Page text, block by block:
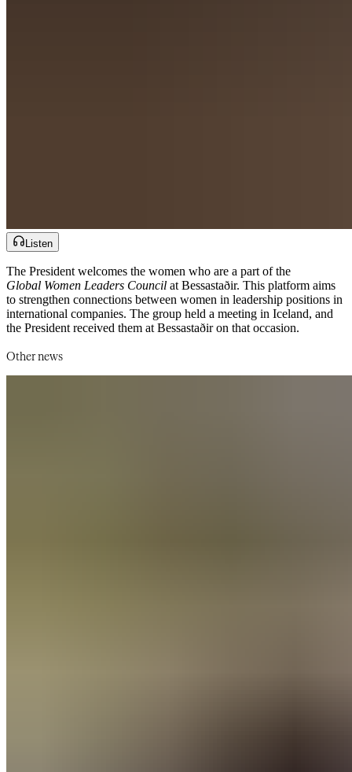
Listen
The President welcomes the women who are a part of the
Global Women Leaders Council​​​​‌ ‍ ​‍​‍‌‍ ‌ ​‍‌‍‍‌‌‍‌ ‌‍‍‌‌‍ ‍​‍​‍​ ‍‍​‍​‍‌ ​ ‌‍​‌‌‍ ‍‌‍‍‌‌ ‌​‌ ‍‌​‍ ‍‌‍‍‌‌‍ ​‍​‍​‍ ​​‍​‍‌‍‍​‌ ​‍‌‍‌‌‌‍‌‍​‍​‍​ ‍‍​‍​‍‌‍‍​‌ ‌​‌ ‌​‌ ​​‌ ​ ​‍ ​‍ ‌‍‌‍‌‍ ‌ ​‍‌ ​ ‌‍‌‌‌ ‌​‌‍‍‌​‍ ‌‌‍‍‌‌ ​ ‌‍ ​‌‍​‌‌‍ ‍‌‍‌​‌ ​ ​‍ ‍‌ ‌‍‌‍‌‌‌ ​‍‌‍​ ‌‍‌‌‌‍ ​​‍ ‍‌‍​‌‌ ​​‌ ​​​‍ ‌ ​ ‌ ‌​‌ ‌‌‌‍‌​‌‍‍‌‌‍ ​‍ ‌‍‍‌‌‍ ‍‌ ‌​‌‍‌‌‌‍ ‍‌ ‌​​‍ ‌‍‌‌‌‍‌​‌‍‍‌‌ ‌​​‍ ‌‍ ‌‌‍ ‌‍‌​‌‍‌‌​ ‌‌ ​​‌ ​‍‌‍‌‌‌ ​ ‌‍‌‌‌‍ ‍‌ ‌​‌‍​‌‌ ‌​‌‍‍‌‌‍ ‌‍ ‍​ ‍ ‌‍‍‌‌‍‌​​ ‌​ ​‌‌‍​‌‌‍​ ​ ​​​ ‌‍​ ‌​​ ​​​ ‌‍​‍ ‌‌‍​‌​ ‍‌‌‍‌‍​ ​‍​‍ ‌​ ‌​‌‍​‍‌‍​‍​ ‌‌​‍ ‌​ ‍​​ ‌‍​ ‍‌​ ​‌​‍ ‌‌‍‌‍​ ‍​​ ‌‌​ ‍‌​ ‌ ​ ​​‌‍‌‌​ ‌​​ ​‍​ ‌‌​ ‌‍​ ​ ​ ‍ ‌ ‌​‌ ‍‌‌ ​​‌‍‌‌​ ‌‌‍ ‍‌‍‌‌‌ ‌ ‌ ​ ​ ‍ ‌ ​​‌‍​‌‌ ‌​‌‍‍​​ ‌‌ ​​‌‍​‌‌‍‌ ‌‍‌‌‌​​‍‌ ‌‌‌‍‍‌‌‍ ​‌‍‌​‌‍‌‌‌ ​‍​‍‌‌​ ‌‌‌​​‍‌‌ ‌‍‍ ‌‍‌‌‌ ‍‌​‍‌‌​ ​ ‌​‌​​‍‌‌​ ​ ‌​‌​​‍‌‌​ ​‍​ ​‍‌ ​‍‌‍‍‌‌‍​ ‌‍‍​‌ ‌​‌‍‌‌‌ ‍​‌ ‌​​‍ ‌​ ‌ ​ ‍‌‌ ‌​​ ‍​‌ ​​‌‍​‍​ ‌‌‌‍ ‍‌ ‌ ​‍‌‌​ ​‍​ ​‍​‍‌‌​ ‌‌‌​‌​​‍ ‍‌‍​ ‌‍ ‌‍ ‍‌ ‌​‌‍‌‌‌‍ ‍‌ ‌​​‍‌‌​ ‌‌‌​​‍‌‌ ‌‍‍ ‌‍‌‌‌ ‍‌​‍‌‌​ ​ ‌​‌​​‍‌‌​ ​ ‌​‌​​‍‌‌​ ​‍​ ​‍‌‍‌‌​ ‍‌‌‍​ ​ ​ ‌‍‌​​ ‌‍‌‍‌‍​ ‌​‌‍​ ‌‍‌‌​ ‍‌​ ‍‌​‍‌‌​ ​‍​ ​‍​‍‌‌​ ‌‌‌​‌​​‍ ‍‌‍​ ‌‍‍​‌‍‍‌‌‍ ​‌‍‌​‌ ​‍‌‍‌‌‌‍ ‍​‍‌‌​ ‌‌‌​​‍‌‌ ‌‍‍ ‌‍‌‌‌ ‍‌​‍‌‌​ ​ ‌​‌​​‍‌‌​ ​ ‌​‌​​‍‌‌​ ​‍​ ​‍​ ​‌​ ‌‌​ ​ ‌‍​ ‌‍​‌‌‍​‌‌‍​‌​ ​‍​ ‍​​ ​‍​ ‌​​ ​‌​‍‌‌​ ​‍​ ​‍​‍‌‌​ ‌‌‌​‌​​‍ ‍‌ ‌​‌‍‌‌‌ ‍​‌ ‌​​ ‌‍​‍‌‍​‌‌ ​ ‌‍‌‌‌‌‌‌‌ ​‍‌‍ ​​ ‌‌‍‍​‌ ‌​‌ ‌​‌ ​​‌ ​ ​‍‌‌​ ​‍‌​‌‍​‍‌‌​ ​‍‌​‌‍‌‍‌‍‌‍ ‌ ​‍‌ ​ ‌‍‌‌‌ ‌​‌‍‍‌​‍ ‌‌‍‍‌‌ ​ ‌‍ ​‌‍​‌‌‍ ‍‌‍‌​‌ ​ ​‍ ‍‌ ‌‍‌‍‌‌‌ ​‍‌‍​ ‌‍‌‌‌‍ ​​‍ ‍‌‍​‌‌ ​​‌ ​​​‍‌‌​ ​‍‌​‌‍‌ ​ ‌ ‌​‌ ‌‌‌‍‌​‌‍‍‌‌‍ ​‍‌‍‌‍‍‌‌‍‌​​ ‌​ ​‌‌‍​‌‌‍​ ​ ​​​ ‌‍​ ‌​​ ​​​ ‌‍​‍ ‌‌‍​‌​ ‍‌‌‍‌‍​ ​‍​‍ ‌​ ‌​‌‍​‍‌‍​‍​ ‌‌​‍ ‌​ ‍​​ ‌‍​ ‍‌​ ​‌​‍ ‌‌‍‌‍​ ‍​​ ‌‌​ ‍‌​ ‌ ​ ​​‌‍‌‌​ ‌​​ ​‍​ ‌‌​ ‌‍​ ​ ​‍‌‍‌ ‌​‌ ‍‌‌ ​​‌‍‌‌​ ‌‌‍ ‍‌‍‌‌‌ ‌ ‌ ​ ​‍‌‍‌ ​​‌‍​‌‌ ‌​‌‍‍​​ ‌‌ ​​‌‍​‌‌‍‌ ‌‍‌‌‌​​‍‌ ‌‌‌‍‍‌‌‍ ​‌‍‌​‌‍‌‌‌ ​‍​‍‌‌​ ‌‌‌​​‍‌‌ ‌‍‍ ‌‍‌‌‌ ‍‌​‍‌‌​ ​ ‌​‌​​‍‌‌​ ​ ‌​‌​​‍‌‌​ ​‍​ ​‍‌ ​‍‌‍‍‌‌‍​ ‌‍‍​‌ ‌​‌‍‌‌‌ ‍​‌ ‌​​‍ ‌​ ‌ ​ ‍‌‌ ‌​​ ‍​‌ ​​‌‍​‍​ ‌‌‌‍ ‍‌ ‌ ​‍‌‌​ ​‍​ ​‍​‍‌‌​ ‌‌‌​‌​​‍ ‍‌‍​ ‌‍ ‌‍ ‍‌ ‌​‌‍‌‌‌‍ ‍‌ ‌​​‍‌‌​ ‌‌‌​​‍‌‌ ‌‍‍ ‌‍‌‌‌ ‍‌​‍‌‌​ ​ ‌​‌​​‍‌‌​ ​ ‌​‌​​‍‌‌​ ​‍​ ​‍‌‍‌‌​ ‍‌‌‍​ ​ ​ ‌‍‌​​ ‌‍‌‍‌‍​ ‌​‌‍​ ‌‍‌‌​ ‍‌​ ‍‌​‍‌‌​ ​‍​ ​‍​‍‌‌​ ‌‌‌​‌​​‍ ‍‌‍​ ‌‍‍​‌‍‍‌‌‍ ​‌‍‌​‌ ​‍‌‍‌‌‌‍ ‍​‍‌‌​ ‌‌‌​​‍‌‌ ‌‍‍ ‌‍‌‌‌ ‍‌​‍‌‌​ ​ ‌​‌​​‍‌‌​ ​ ‌​‌​​‍‌‌​ ​‍​ ​‍​ ​‌​ ‌‌​ ​ ‌‍​ ‌‍​‌‌‍​‌‌‍​‌​ ​‍​ ‍​​ ​‍​ ‌​​ ​‌​‍‌‌​ ​‍​ ​‍​‍‌‌​ ‌‌‌​‌​​‍ ‍‌ ‌​‌‍‌‌‌ ‍​‌ ‌​​‍‌‍‌ ​​‌‍‌‌‌ ​‍‌ ​ ‌ ​​‌‍‌‌‌‍​ ‌ ‌​‌‍‍‌‌ ‌‍‌‍‌‌​ ‌‌ ​​‌ ‌‌‌‍​‍‌‍ ​‌‍‍‌‌ ​ ‌‍‍​‌‍‌‌‌‍‌​​‍​‍‌ ‌ at Bessastaðir. This platform aims
to strengthen connections between women in leadership positions in
international companies. The group held a meeting in Iceland, and
the President received them at Bessastaðir on that occasion.​​​​‌ ‍ ​‍​‍‌‍ ‌ ​‍‌‍‍‌‌‍‌ ‌‍‍‌‌‍ ‍​‍​‍​ ‍‍​‍​‍‌ ​ ‌‍​‌‌‍ ‍‌‍‍‌‌ ‌​‌ ‍‌​‍ ‍‌‍‍‌‌‍ ​‍​‍​‍ ​​‍​‍‌‍‍​‌ ​‍‌‍‌‌‌‍‌‍​‍​‍​ ‍‍​‍​‍‌‍‍​‌ ‌​‌ ‌​‌ ​​‌ ​ ​‍ ​‍ ‌‍‌‍‌‍ ‌ ​‍‌ ​ ‌‍‌‌‌ ‌​‌‍‍‌​‍ ‌‌‍‍‌‌ ​ ‌‍ ​‌‍​‌‌‍ ‍‌‍‌​‌ ​ ​‍ ‍‌ ‌‍‌‍‌‌‌ ​‍‌‍​ ‌‍‌‌‌‍ ​​‍ ‍‌‍​‌‌ ​​‌ ​​​‍ ‌ ​ ‌ ‌​‌ ‌‌‌‍‌​‌‍‍‌‌‍ ​‍ ‌‍‍‌‌‍ ‍‌ ‌​‌‍‌‌‌‍ ‍‌ ‌​​‍ ‌‍‌‌‌‍‌​‌‍‍‌‌ ‌​​‍ ‌‍ ‌‌‍ ‌‍‌​‌‍‌‌​ ‌‌ ​​‌ ​‍‌‍‌‌‌ ​ ‌‍‌‌‌‍ ‍‌ ‌​‌‍​‌‌ ‌​‌‍‍‌‌‍ ‌‍ ‍​ ‍ ‌‍‍‌‌‍‌​​ ‌​ ​‌‌‍​‌‌‍​ ​ ​​​ ‌‍​ ‌​​ ​​​ ‌‍​‍ ‌‌‍​‌​ ‍‌‌‍‌‍​ ​‍​‍ ‌​ ‌​‌‍​‍‌‍​‍​ ‌‌​‍ ‌​ ‍​​ ‌‍​ ‍‌​ ​‌​‍ ‌‌‍‌‍​ ‍​​ ‌‌​ ‍‌​ ‌ ​ ​​‌‍‌‌​ ‌​​ ​‍​ ‌‌​ ‌‍​ ​ ​ ‍ ‌ ‌​‌ ‍‌‌ ​​‌‍‌‌​ ‌‌‍ ‍‌‍‌‌‌ ‌ ‌ ​ ​ ‍ ‌ ​​‌‍​‌‌ ‌​‌‍‍​​ ‌‌ ​​‌‍​‌‌‍‌ ‌‍‌‌‌​​‍‌ ‌‌‌‍‍‌‌‍ ​‌‍‌​‌‍‌‌‌ ​‍​‍‌‌​ ‌‌‌​​‍‌‌ ‌‍‍ ‌‍‌‌‌ ‍‌​‍‌‌​ ​ ‌​‌​​‍‌‌​ ​ ‌​‌​​‍‌‌​ ​‍​ ​‍‌ ​‍‌‍‍‌‌‍​ ‌‍‍​‌ ‌​‌‍‌‌‌ ‍​‌ ‌​​‍ ‌​ ‌ ​ ‍‌‌ ‌​​ ‍​‌ ​​‌‍​‍​ ‌‌‌‍ ‍‌ ‌ ​‍‌‌​ ​‍​ ​‍​‍‌‌​ ‌‌‌​‌​​‍ ‍‌‍​ ‌‍ ‌‍ ‍‌ ‌​‌‍‌‌‌‍ ‍‌ ‌​​‍‌‌​ ‌‌‌​​‍‌‌ ‌‍‍ ‌‍‌‌‌ ‍‌​‍‌‌​ ​ ‌​‌​​‍‌‌​ ​ ‌​‌​​‍‌‌​ ​‍​ ​‍‌‍‌‌​ ‍‌‌‍​ ​ ​ ‌‍‌​​ ‌‍‌‍‌‍​ ‌​‌‍​ ‌‍‌‌​ ‍‌​ ‍‌​‍‌‌​ ​‍​ ​‍​‍‌‌​ ‌‌‌​‌​​‍ ‍‌‍​ ‌‍‍​‌‍‍‌‌‍ ​‌‍‌​‌ ​‍‌‍‌‌‌‍ ‍​‍‌‌​ ‌‌‌​​‍‌‌ ‌‍‍ ‌‍‌‌‌ ‍‌​‍‌‌​ ​ ‌​‌​​‍‌‌​ ​ ‌​‌​​‍‌‌​ ​‍​ ​‍‌‍‌​​ ​ ‌‍​‍‌‍‌‌​ ‌‌‌‍‌‍​ ‌ ​ ‍‌‌‍‌​​ ​​​ ‌ ​ ‌ ​‍‌‌​ ​‍​ ​‍​‍‌‌​ ‌‌‌​‌​​‍ ‍‌ ‌​‌‍‌‌‌ ‍​‌ ‌​​ ‌‍​‍‌‍​‌‌ ​ ‌‍‌‌‌‌‌‌‌ ​‍‌‍ ​​ ‌‌‍‍​‌ ‌​‌ ‌​‌ ​​‌ ​ ​‍‌‌​ ​‍‌​‌‍​‍‌‌​ ​‍‌​‌‍‌‍‌‍‌‍ ‌ ​‍‌ ​ ‌‍‌‌‌ ‌​‌‍‍‌​‍ ‌‌‍‍‌‌ ​ ‌‍ ​‌‍​‌‌‍ ‍‌‍‌​‌ ​ ​‍ ‍‌ ‌‍‌‍‌‌‌ ​‍‌‍​ ‌‍‌‌‌‍ ​​‍ ‍‌‍​‌‌ ​​‌ ​​​‍‌‌​ ​‍‌​‌‍‌ ​ ‌ ‌​‌ ‌‌‌‍‌​‌‍‍‌‌‍ ​‍‌‍‌‍‍‌‌‍‌​​ ‌​ ​‌‌‍​‌‌‍​ ​ ​​​ ‌‍​ ‌​​ ​​​ ‌‍​‍ ‌‌‍​‌​ ‍‌‌‍‌‍​ ​‍​‍ ‌​ ‌​‌‍​‍‌‍​‍​ ‌‌​‍ ‌​ ‍​​ ‌‍​ ‍‌​ ​‌​‍ ‌‌‍‌‍​ ‍​​ ‌‌​ ‍‌​ ‌ ​ ​​‌‍‌‌​ ‌​​ ​‍​ ‌‌​ ‌‍​ ​ ​‍‌‍‌ ‌​‌ ‍‌‌ ​​‌‍‌‌​ ‌‌‍ ‍‌‍‌‌‌ ‌ ‌ ​ ​‍‌‍‌ ​​‌‍​‌‌ ‌​‌‍‍​​ ‌‌ ​​‌‍​‌‌‍‌ ‌‍‌‌‌​​‍‌ ‌‌‌‍‍‌‌‍ ​‌‍‌​‌‍‌‌‌ ​‍​‍‌‌​ ‌‌‌​​‍‌‌ ‌‍‍ ‌‍‌‌‌ ‍‌​‍‌‌​ ​ ‌​‌​​‍‌‌​ ​ ‌​‌​​‍‌‌​ ​‍​ ​‍‌ ​‍‌‍‍‌‌‍​ ‌‍‍​‌ ‌​‌‍‌‌‌ ‍​‌ ‌​​‍ ‌​ ‌ ​ ‍‌‌ ‌​​ ‍​‌ ​​‌‍​‍​ ‌‌‌‍ ‍‌ ‌ ​‍‌‌​ ​‍​ ​‍​‍‌‌​ ‌‌‌​‌​​‍ ‍‌‍​ ‌‍ ‌‍ ‍‌ ‌​‌‍‌‌‌‍ ‍‌ ‌​​‍‌‌​ ‌‌‌​​‍‌‌ ‌‍‍ ‌‍‌‌‌ ‍‌​‍‌‌​ ​ ‌​‌​​‍‌‌​ ​ ‌​‌​​‍‌‌​ ​‍​ ​‍‌‍‌‌​ ‍‌‌‍​ ​ ​ ‌‍‌​​ ‌‍‌‍‌‍​ ‌​‌‍​ ‌‍‌‌​ ‍‌​ ‍‌​‍‌‌​ ​‍​ ​‍​‍‌‌​ ‌‌‌​‌​​‍ ‍‌‍​ ‌‍‍​‌‍‍‌‌‍ ​‌‍‌​‌ ​‍‌‍‌‌‌‍ ‍​‍‌‌​ ‌‌‌​​‍‌‌ ‌‍‍ ‌‍‌‌‌ ‍‌​‍‌‌​ ​ ‌​‌​​‍‌‌​ ​ ‌​‌​​‍‌‌​ ​‍​ ​‍‌‍‌​​ ​ ‌‍​‍‌‍‌‌​ ‌‌‌‍‌‍​ ‌ ​ ‍‌‌‍‌​​ ​​​ ‌ ​ ‌ ​‍‌‌​ ​‍​ ​‍​‍‌‌​ ‌‌‌​‌​​‍ ‍‌ ‌​‌‍‌‌‌ ‍​‌ ‌​​‍‌‍‌ ​​‌‍‌‌‌ ​‍‌ ​ ‌ ​​‌‍‌‌‌‍​ ‌ ‌​‌‍‍‌‌ ‌‍‌‍‌‌​ ‌‌ ​​‌ ‌‌‌‍​‍‌‍ ​‌‍‍‌‌ ​ ‌‍‍​‌‍‌‌‌‍‌​​‍​‍‌ ‌
Other news